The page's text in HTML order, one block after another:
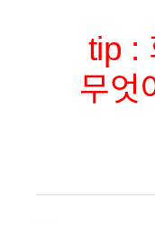
tip :
무엇